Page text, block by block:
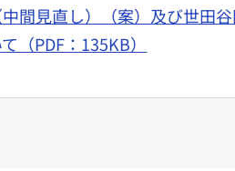
間見直し）（案）及び世田
（PDF：135KB）